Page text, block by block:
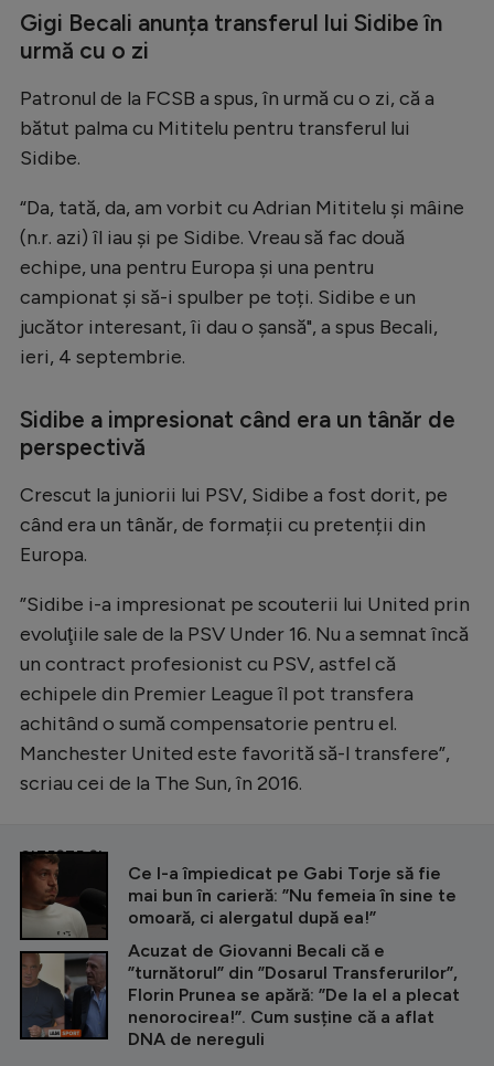
Gigi Becali anunța transferul lui Sidibe în
urmă cu o zi
Patronul de la FCSB a spus, în urmă cu o zi, că a
bătut palma cu Mititelu pentru transferul lui
Sidibe.
“Da, tată, da, am vorbit cu Adrian Mititelu și mâine
(n.r. azi) îl iau și pe Sidibe. Vreau să fac două
echipe, una pentru Europa și una pentru
campionat și să-i spulber pe toți. Sidibe e un
jucător interesant, îi dau o șansă", a spus Becali,
ieri, 4 septembrie.
Sidibe a impresionat când era un tânăr de
perspectivă
Crescut la juniorii lui PSV, Sidibe a fost dorit, pe
când era un tânăr, de formații cu pretenții din
Europa.
”Sidibe i-a impresionat pe scouterii lui United prin
evoluţiile sale de la PSV Under 16. Nu a semnat încă
un contract profesionist cu PSV, astfel că
echipele din Premier League îl pot transfera
achitând o sumă compensatorie pentru el.
Manchester United este favorită să-l transfere”,
scriau cei de la The Sun, în 2016.
CITEȘTE ȘI
Ce l-a împiedicat pe Gabi Torje să fie
mai bun în carieră: ”Nu femeia în sine te
omoară, ci alergatul după ea!”
Acuzat de Giovanni Becali că e
”turnătorul” din ”Dosarul Transferurilor”,
Florin Prunea se apără: ”De la el a plecat
nenorocirea!”. Cum susține că a aflat
DNA de nereguli